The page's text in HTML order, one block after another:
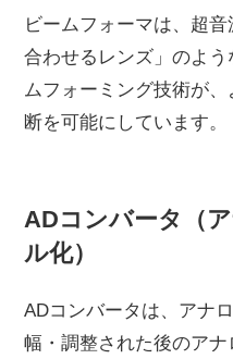
ビームフォーマは、超
合わせるレンズ」のよ
ムフォーミング技術が
断を可能にしています。
ADコンバータ（
ル化）
ADコンバータは、アナ
幅・調整された後のア